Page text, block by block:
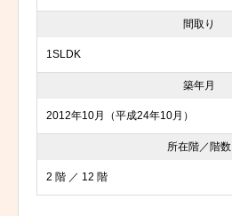
間取り
1SLDK
築年月
2012年10月（平成24年10月）
所在階／階数
2 階 ／ 12 階